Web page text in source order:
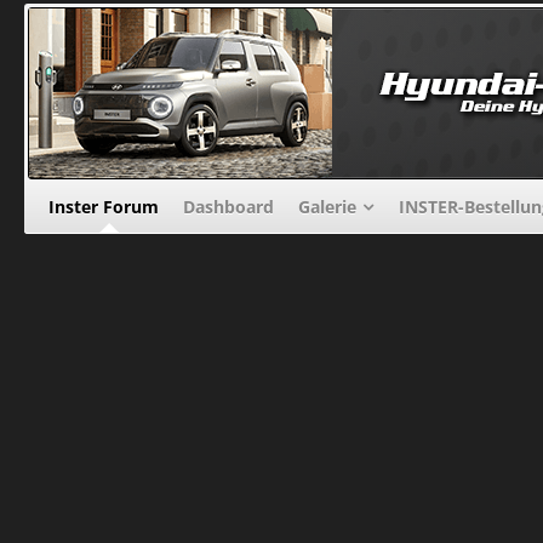
Inster Forum Dashboard Galerie INSTER-